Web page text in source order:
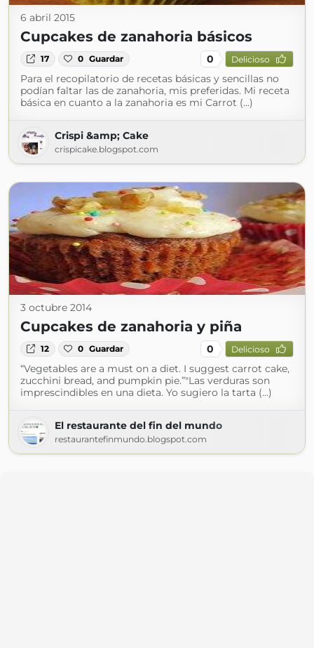
6 abril 2015
Cupcakes de zanahoria básicos
17 0 Guardar 0 Delicioso
Para el recopilatorio de recetas básicas y sencillas no
podían faltar las de zanahoria, mis preferidas. Mi receta
básica en cuanto a la zanahoria es mi Carrot (...)
Crispi &amp; Cake
crispicake.blogspot.com
3 octubre 2014
Cupcakes de zanahoria y piña
12 0 Guardar 0 Delicioso
“Vegetables are a must on a diet. I suggest carrot cake,
zucchini bread, and pumpkin pie.”"Las verduras son
imprescindibles en una dieta. Yo sugiero la tarta (...)
El restaurante del fin del mundo
restaurantefinmundo.blogspot.com